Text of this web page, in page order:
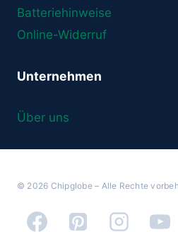
Batteriehinweise
Online-Widerruf
Unternehmen
Über uns
© 2026 Chipglobe – Alle Rechte